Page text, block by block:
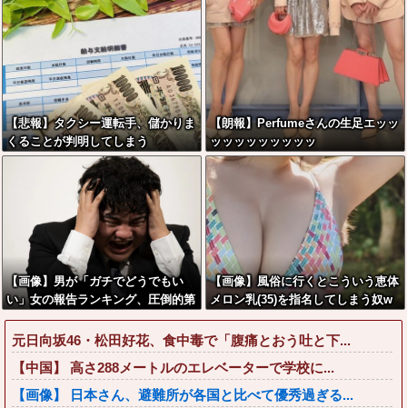
【悲報】タクシー運転手、儲かりま
くることが判明してしまう
【朗報】Perfumeさんの生足エッッ
ッッッッッッッッッ
【画像】男が「ガチでどうでもい
い」女の報告ランキング、圧倒的第
１位と言えば『コレ』w w w w w w
w w w w
【画像】風俗に行くとこういう恵体
メロン乳(35)を指名してしまう奴w
wwww
元日向坂46・松田好花、食中毒で「腹痛とおう吐と下...
【中国】 高さ288メートルのエレベーターで学校に...
【画像】 日本さん、避難所が各国と比べて優秀過ぎる...